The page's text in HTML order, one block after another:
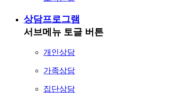
상담프로그램
서브메뉴 토글 버튼
개인상담
가족상담
집단상담